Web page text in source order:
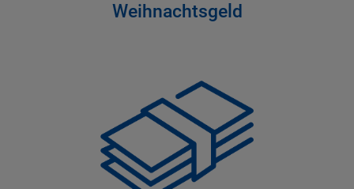
Weihnachtsgeld